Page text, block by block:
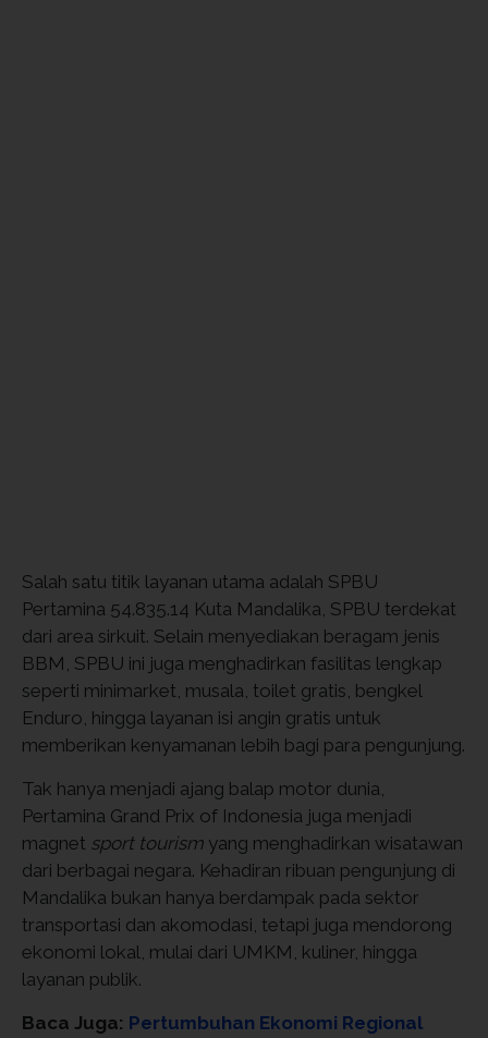
Salah satu titik layanan utama adalah SPBU
Pertamina 54.835.14 Kuta Mandalika, SPBU terdekat
dari area sirkuit. Selain menyediakan beragam jenis
BBM, SPBU ini juga menghadirkan fasilitas lengkap
seperti minimarket, musala, toilet gratis, bengkel
Enduro, hingga layanan isi angin gratis untuk
memberikan kenyamanan lebih bagi para pengunjung.
Tak hanya menjadi ajang balap motor dunia,
Pertamina Grand Prix of Indonesia juga menjadi
magnet sport tourism yang menghadirkan wisatawan
dari berbagai negara. Kehadiran ribuan pengunjung di
Mandalika bukan hanya berdampak pada sektor
transportasi dan akomodasi, tetapi juga mendorong
ekonomi lokal, mulai dari UMKM, kuliner, hingga
layanan publik.
Baca Juga: Pertumbuhan Ekonomi Regional